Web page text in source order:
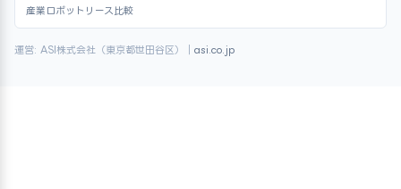
産業ロボットリース比較
運営: ASI株式会社（東京都世田谷区）｜ asi.co.jp